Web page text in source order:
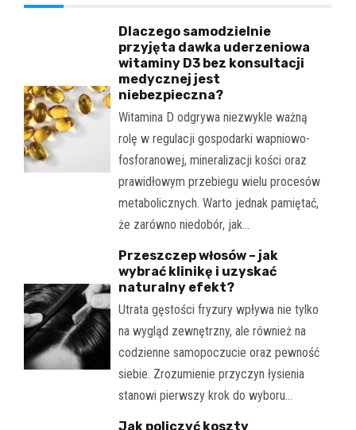
Dlaczego samodzielnie
przyjęta dawka uderzeniowa
witaminy D3 bez konsultacji
medycznej jest
niebezpieczna?
Witamina D odgrywa niezwykle ważną
rolę w regulacji gospodarki wapniowo-
fosforanowej, mineralizacji kości oraz
prawidłowym przebiegu wielu procesów
metabolicznych. Warto jednak pamiętać,
że zarówno niedobór, jak…
Przeszczep włosów – jak
wybrać klinikę i uzyskać
naturalny efekt?
Utrata gęstości fryzury wpływa nie tylko
na wygląd zewnętrzny, ale również na
codzienne samopoczucie oraz pewność
siebie. Zrozumienie przyczyn łysienia
stanowi pierwszy krok do wyboru…
Jak policzyć koszty